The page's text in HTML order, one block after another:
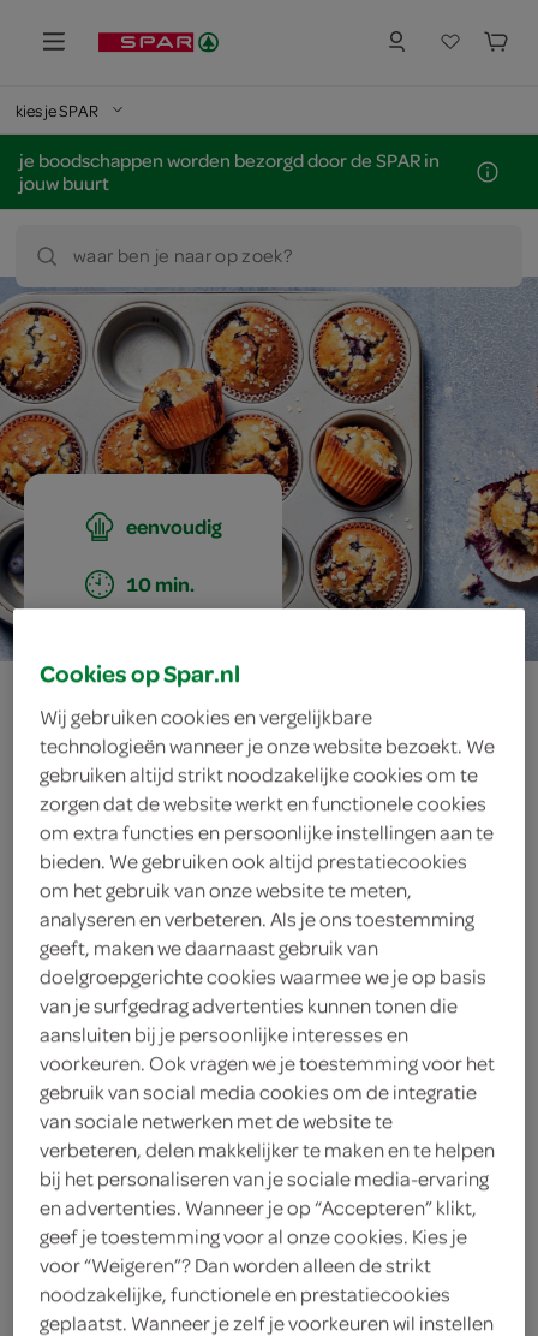
kies je SPAR
je boodschappen worden bezorgd door de SPAR in
jouw buurt
waar ben je naar op zoek?
eenvoudig
10 min.
yoghurtmuffins
met bessen en
havermout
ingrediënten
50 gram havermout
200 gram blauwe bessen
250 gram zelfrijzend bakmeel
100 milliliter zonnebloemolie
150 milliliter yoghurt
1 zakje vanillesuiker
Cookies op Spar.nl
Wij gebruiken cookies en vergelijkbare
technologieën wanneer je onze website bezoekt. We
gebruiken altijd strikt noodzakelijke cookies om te
zorgen dat de website werkt en functionele cookies
om extra functies en persoonlijke instellingen aan te
bieden. We gebruiken ook altijd prestatiecookies
om het gebruik van onze website te meten,
analyseren en verbeteren. Als je ons toestemming
geeft, maken we daarnaast gebruik van
doelgroepgerichte cookies waarmee we je op basis
van je surfgedrag advertenties kunnen tonen die
aansluiten bij je persoonlijke interesses en
voorkeuren. Ook vragen we je toestemming voor het
gebruik van social media cookies om de integratie
van sociale netwerken met de website te
verbeteren, delen makkelijker te maken en te helpen
bij het personaliseren van je sociale media-ervaring
en advertenties. Wanneer je op “Accepteren” klikt,
geef je toestemming voor al onze cookies. Kies je
voor “Weigeren”? Dan worden alleen de strikt
noodzakelijke, functionele en prestatiecookies
geplaatst. Wanneer je zelf je voorkeuren wil instellen